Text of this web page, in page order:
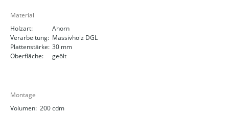
Material
Holzart:
Ahorn
Verarbeitung: Massivholz DGL
Plattenstärke: 30 mm
Oberfläche:
geölt
Montage
Volumen: 200 cdm